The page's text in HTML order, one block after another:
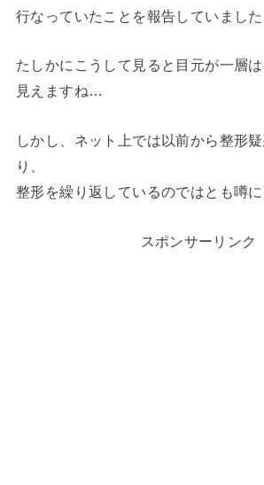
行なっていたことを報告していました
たしかにこうして見ると目元が一層
見えますね…
しかし、ネット上では以前から整形
り、
整形を繰り返しているのではとも噂に
スポンサーリンク